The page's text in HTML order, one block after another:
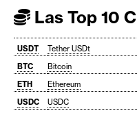
Las Top 10
USDT Tether USDt
BTC
Bitcoin
ETH
Ethereum
USDC
USDC